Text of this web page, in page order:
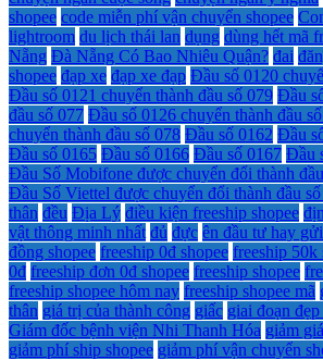
shopee code miễn phí vận chuyển shopee
lightroom du lịch thái lan dụng dùng hết mã
Nẵng Đà Nẵng Có Bao Nhiêu Quận? đai
shopee đạp xe đạp xe đạp Đầu số 0120
Đầu số 0121 chuyển thành đầu số 079 Đầu
đầu số 077 Đầu số 0126 chuyển thành đầu
chuyển thành đầu số 078 Đầu số 0162 Đầu
Đầu số 0165 Đầu số 0166 Đầu số 0167 Đầu
Đầu Số Mobifone được chuyển đổi thành
Đầu Số Viettel được chuyển đổi thành đầu
thân đều Địa Lý điều kiện freeship shopee
vật thông minh nhất đủ đực ên đầu tư hay
đồng shopee freeship 0đ shopee freeship 50k
0đ freeship đơn 0đ shopee freeship shopee
freeship shopee hôm nay freeship shopee mã
thân giá trị của thành công giấc giai đoạn
Giám đốc bệnh viện Nhi Thanh Hóa giảm
giảm phí ship shopee giảm phí vận chuyển